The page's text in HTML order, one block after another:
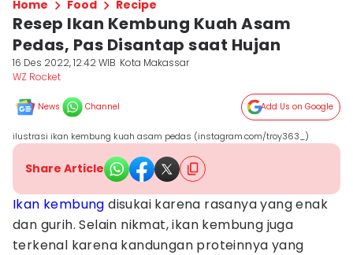
Home Food Recipe
Resep Ikan Kembung Kuah Asam
Pedas, Pas Disantap saat Hujan
16 Des 2022, 12:42 WIB Kota Makassar
WZ Rocket
News Channel Add Us on Google
ilustrasi ikan kembung kuah asam pedas (instagram.com/troy363_)
Share Article
Ikan kembung disukai karena rasanya yang enak
dan gurih. Selain nikmat, ikan kembung juga
terkenal karena kandungan proteinnya yang